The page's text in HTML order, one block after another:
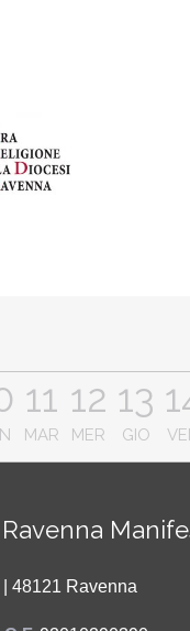
11
MAR
12
MER
13
GIO
48121 Ravenna